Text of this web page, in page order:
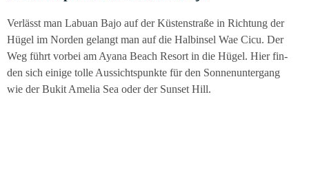
Ver­lässt man Labu­an Bajo auf der Küs­ten­stra­ße in Rich­tung der
Hügel im Nor­den gelangt man auf die Halb­in­sel Wae Cicu. Der
Weg führt vor­bei am Aya­na Beach Resort in die Hügel. Hier fin­
den sich eini­ge tol­le Aus­sichts­punk­te für den Son­nen­un­ter­gang
wie der Bukit Ame­lia Sea oder der Sun­set Hill.